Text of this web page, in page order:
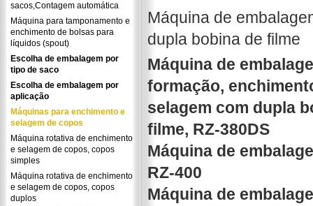
sacos,Contagem automática
Máquina para tamponamento e
enchimento de bolsas para
líquidos (spout)
Escolha de embalagem por
tipo de saco
Escolha de embalagem por
aplicação
Máquinas para enchimento e
selagem de copos
Máquina rotativa de enchimento
e selagem de copos, copos
simples
Máquina rotativa de enchimento
e selagem de copos, copos
duplos
Máquina de
dupla bobina de filme
Máquina de
formação,
selagem com dupla
filme, RZ-380DS
Máquina de
RZ-400
Máquina de